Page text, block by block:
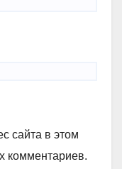
сайта в этом
комментариев.